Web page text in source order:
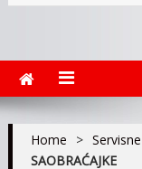
Home >
SAOBRAĆAJKE